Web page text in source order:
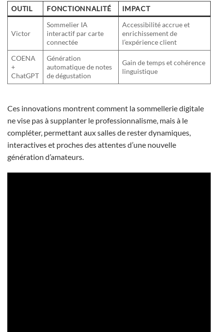
OUTIL FONCTIONNALITÉ IMPACT
Victor
Sommelier IA
interactif par carte
connectée
Accessibilité accrue et
enrichissement de
l’expérience client
COENA
+
ChatGPT
Génération
automatique de notes
de dégustation
Gain de temps et cohérence
linguistique
Ces innovations montrent comment la sommellerie digitale
ne vise pas à supplanter le professionnalisme, mais à le
compléter, permettant aux salles de rester dynamiques,
interactives et proches des attentes d’une nouvelle
génération d’amateurs.